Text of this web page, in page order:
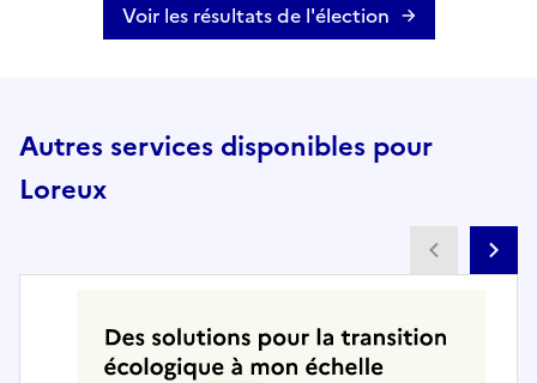
Voir les résultats de l'élection
Autres services disponibles pour
Loreux